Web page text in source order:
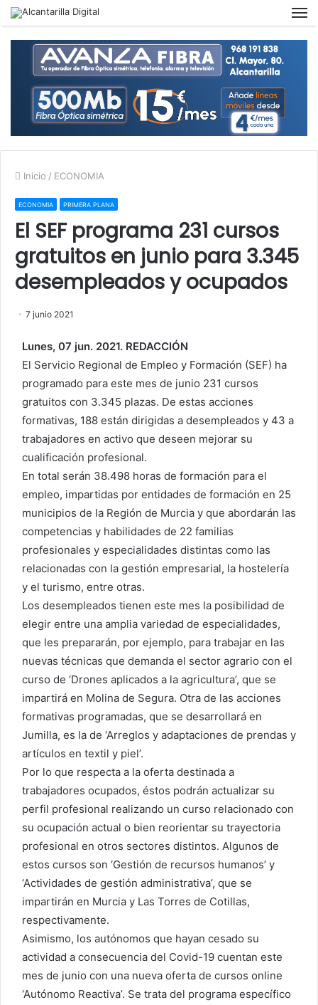
Inicio / ECONOMIA
ECONOMIA PRIMERA PLANA
El SEF programa 231 cursos
gratuitos en junio para 3.345
desempleados y ocupados
7 junio 2021
Lunes, 07 jun. 2021. REDACCIÓN
El Servicio Regional de Empleo y Formación (SEF) ha
programado para este mes de junio 231 cursos
gratuitos con 3.345 plazas. De estas acciones
formativas, 188 están dirigidas a desempleados y 43 a
trabajadores en activo que deseen mejorar su
cualificación profesional.
En total serán 38.498 horas de formación para el
empleo, impartidas por entidades de formación en 25
municipios de la Región de Murcia y que abordarán las
competencias y habilidades de 22 familias
profesionales y especialidades distintas como las
relacionadas con la gestión empresarial, la hostelería
y el turismo, entre otras.
Los desempleados tienen este mes la posibilidad de
elegir entre una amplia variedad de especialidades,
que les prepararán, por ejemplo, para trabajar en las
nuevas técnicas que demanda el sector agrario con el
curso de ‘Drones aplicados a la agricultura’, que se
impartirá en Molina de Segura. Otra de las acciones
formativas programadas, que se desarrollará en
Jumilla, es la de ‘Arreglos y adaptaciones de prendas y
artículos en textil y piel’.
Por lo que respecta a la oferta destinada a
trabajadores ocupados, éstos podrán actualizar su
perfil profesional realizando un curso relacionado con
su ocupación actual o bien reorientar su trayectoria
profesional en otros sectores distintos. Algunos de
estos cursos son ‘Gestión de recursos humanos’ y
‘Actividades de gestión administrativa’, que se
impartirán en Murcia y Las Torres de Cotillas,
respectivamente.
Asimismo, los autónomos que hayan cesado su
actividad a consecuencia del Covid-19 cuentan este
mes de junio con una nueva oferta de cursos online
‘Autónomo Reactiva’. Se trata del programa específico